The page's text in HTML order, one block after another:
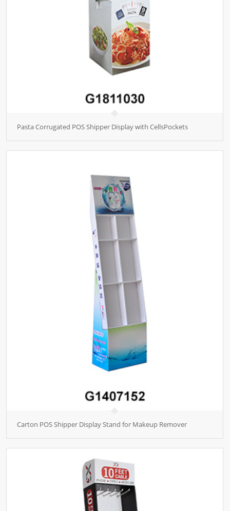
Pasta Corrugated POS Shipper Display with CellsPockets
Carton POS Shipper Display Stand for Makeup Remover